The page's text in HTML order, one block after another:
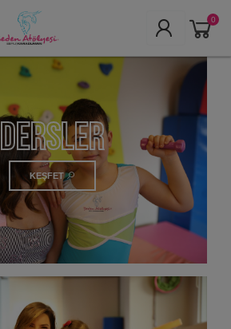
0
dersler
KEŞFET